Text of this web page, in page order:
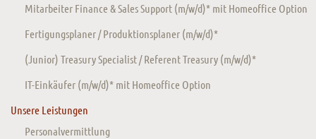
Mitarbeiter Finance & Sales Support (m/w/d)* mit Homeoffice Option
Fertigungsplaner / Produktionsplaner (m/w/d)*
(Junior) Treasury Specialist / Referent Treasury (m/w/d)*
IT-Einkäufer (m/w/d)* mit Homeoffice Option
Unsere Leistungen
Personalvermittlung